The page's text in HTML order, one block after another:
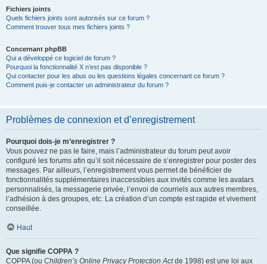
Fichiers joints
Quels fichiers joints sont autorisés sur ce forum ?
Comment trouver tous mes fichiers joints ?
Concernant phpBB
Qui a développé ce logiciel de forum ?
Pourquoi la fonctionnalité X n’est pas disponible ?
Qui contacter pour les abus ou les questions légales concernant ce forum ?
Comment puis-je contacter un administrateur du forum ?
Problèmes de connexion et d’enregistrement
Pourquoi dois-je m’enregistrer ?
Vous pouvez ne pas le faire, mais l’administrateur du forum peut avoir
configuré les forums afin qu’il soit nécessaire de s’enregistrer pour poster des
messages. Par ailleurs, l’enregistrement vous permet de bénéficier de
fonctionnalités supplémentaires inaccessibles aux invités comme les avatars
personnalisés, la messagerie privée, l’envoi de courriels aux autres membres,
l’adhésion à des groupes, etc. La création d’un compte est rapide et vivement
conseillée.
Haut
Que signifie COPPA ?
COPPA (ou Children’s Online Privacy Protection Actde 1998) est une loi aux